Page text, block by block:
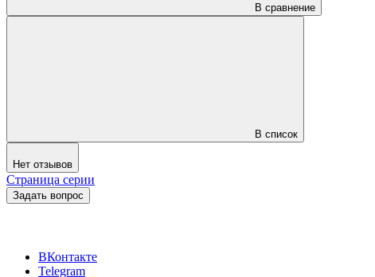
В сравнение
В список
Нет отзывов
Страница серии
Задать вопрос
ВКонтакте
Telegram